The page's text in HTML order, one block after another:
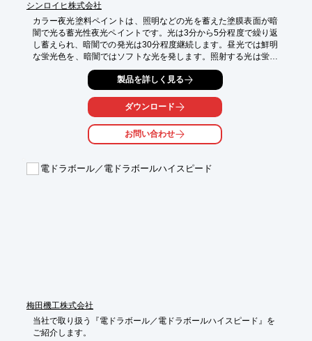
シンロイヒ株式会社
カラー夜光塗料ペイントは、照明などの光を蓄えた塗膜表面が暗
闇で光る蓄光性夜光ペイントです。光は3分から5分程度で繰り返
し蓄えられ、暗闇での発光は30分程度継続します。昼光では鮮明
な蛍光色を、暗闇ではソフトな光を発します。照射する光は蛍光
灯、水銀灯、ブラックライトなどの波長の短い方が有効です。
パーティー、ホビー用品、壁飾、ステンドグラス、スタンドシェ
ード、人形、工作、プラモデル、釣具、イヤリング、ブローチ、
ペンダント、灰皿、ステッカー等の用途に適しています。
詳しくはお問い合わせ、もしくはカタログをご覧ください。
製品を詳しく見る
ダウンロード
お問い合わせ
電ドラボール／電ドラボールハイスピード
梅田機工株式会社
当社で取り扱う『電ドラボール／電ドラボールハイスピード』を
ご紹介します。